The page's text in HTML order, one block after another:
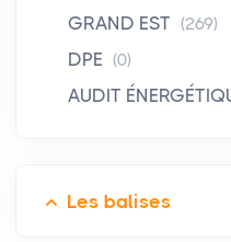
GRAND EST (269)
DPE (0)
AUDIT
Les balises